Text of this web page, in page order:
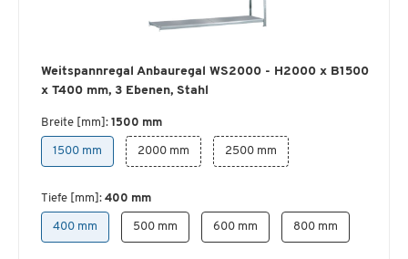
Weitspannregal Anbauregal WS2000 - H2000 x B1500
x T400 mm, 3 Ebenen, Stahl
Breite [mm]: 1500 mm
1500 mm 2000 mm 2500 mm
Tiefe [mm]: 400 mm
400 mm 500 mm 600 mm 800 mm